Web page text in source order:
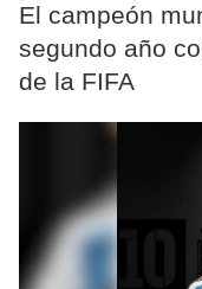
El campeón
segundo año
de la FIFA